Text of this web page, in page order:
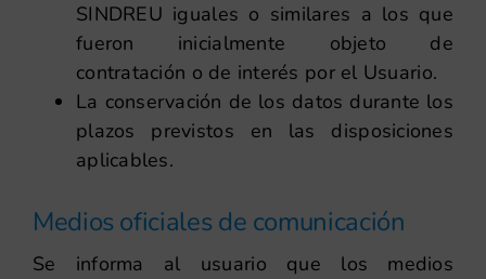
SINDREU iguales o similares a los que
fueron inicialmente objeto de
contratación o de interés por el Usuario.
La conservación de los datos durante los
plazos previstos en las disposiciones
aplicables.
Medios oficiales de comunicación
Se informa al usuario que los medios